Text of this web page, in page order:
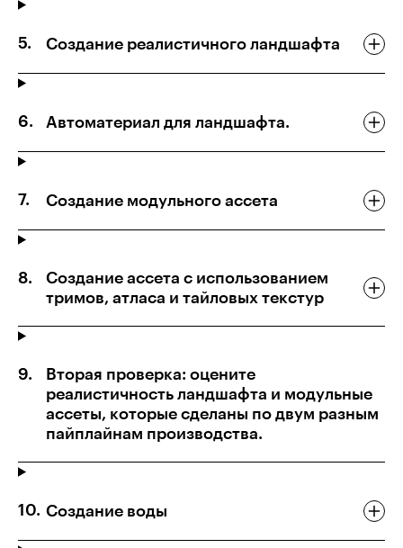
Создание реалистичного ландшафта
Автоматериал для ландшафта.
Создание модульного ассета
Создание ассета с использованием
тримов, атласа и тайловых текстур
Вторая проверка: оцените
реалистичность ландшафта и модульные
ассеты, которые сделаны по двум разным
пайплайнам производства.
Создание воды